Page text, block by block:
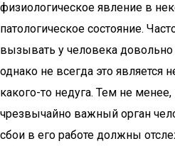
физиологическое явление в
патологическое состояние.
вызывать у человека
однако не всегда это
какого-то недуга. Тем не
чрезвычайно важный орган
сбои в его работе должны